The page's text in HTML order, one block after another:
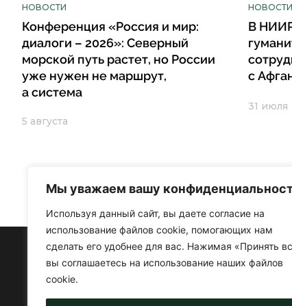
Мы уважаем вашу
Используя данный сайт, вы даете согласие на
использование файлов cookie, помогающих нам
сделать его удобнее для вас. Нажимая «Принять
вы соглашаетесь на использование наших файлов
cookie.
НОВОСТИ
Конференция «Россия и мир:
диалоги – 2026»: Северный
морской путь растет, но России
уже нужен не маршрут,
а система
5 августа
НОВОСТИ
В
с
31 июля